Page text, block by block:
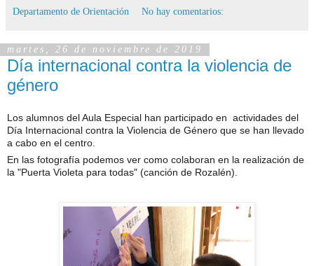
Departamento de Orientación No hay comentarios:
martes, 26 de noviembre de 2019
Día internacional contra la violencia de
género
Los alumnos del Aula Especial han participado en actividades del
Día Internacional contra la Violencia de Género que se han llevado
a cabo en el centro.
En las fotografía podemos ver como colaboran en la realización de
la "Puerta Violeta para todas" (canción de Rozalén).